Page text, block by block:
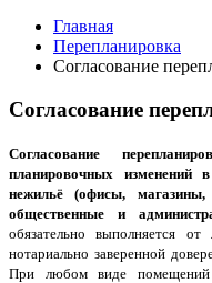
Главная
Перепланировка
Согласование
Согласование
Согласование
планировочных
нежильё (офисы,
общественные и
обязательно выполняется
нотариально заверенной
При любом виде помещений